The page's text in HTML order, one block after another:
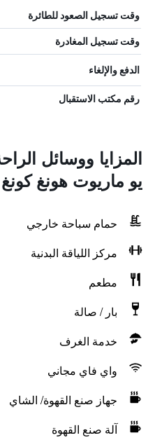
وقت تسجيل الصعود للطائرة
وقت تسجيل المغادرة
الدفع والإلغاء
رقم مكتب الاستقبال
المزايا ووسائل
يو ماريوت هونغ كونغ
حمام سباحة خارجي
مركز اللياقة البدنية
مطعم
بار / صالة
خدمة الغرف
واي فاي مجاني
جهاز صنع القهوة/ الشاي
آلة صنع القهوة